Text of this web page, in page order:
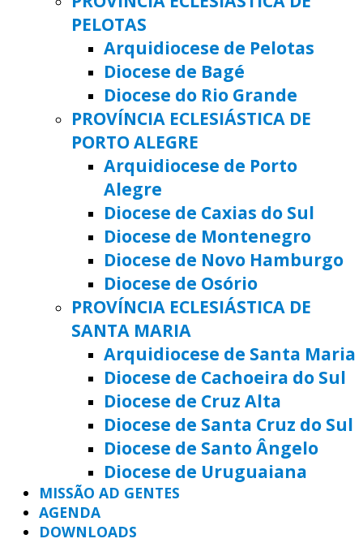
PELOTAS
Arquidiocese de Pelotas
Diocese de Bagé
Diocese do Rio Grande
PROVÍNCIA ECLESIÁSTICA DE
PORTO ALEGRE
Arquidiocese de Porto
Alegre
Diocese de Caxias do Sul
Diocese de Montenegro
Diocese de Novo Hamburgo
Diocese de Osório
PROVÍNCIA ECLESIÁSTICA DE
SANTA MARIA
Arquidiocese de Santa Maria
Diocese de Cachoeira do Sul
Diocese de Cruz Alta
Diocese de Santa Cruz do Sul
Diocese de Santo Ângelo
Diocese de Uruguaiana
MISSÃO AD GENTES
AGENDA
DOWNLOADS